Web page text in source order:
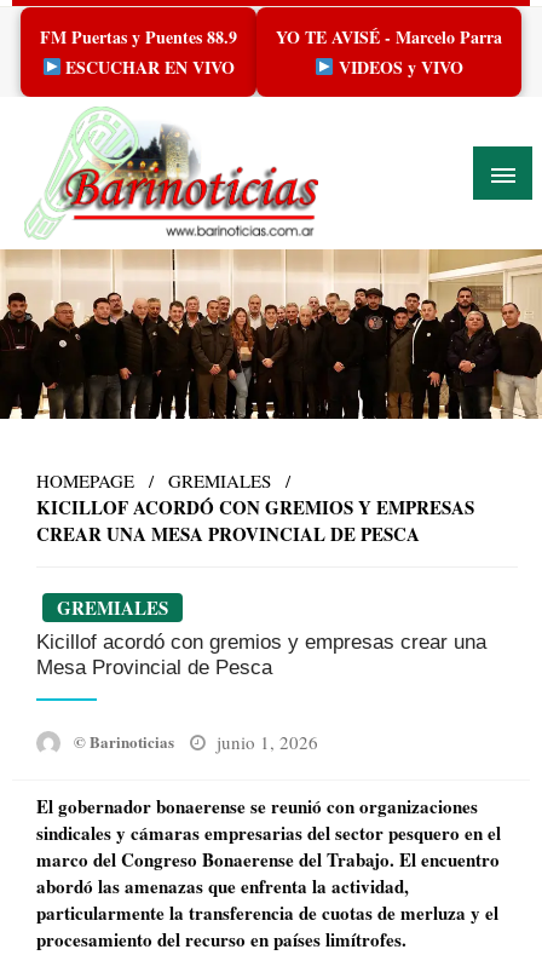
Skip
content
FM Puertas y Puentes 88.9
ESCUCHAR EN VIVO
YO TE AVISÉ - Marcelo Parra
VIDEOS y VIVO
HOMEPAGE GREMIALES
KICILLOF ACORDÓ CON GREMIOS Y EMPRESAS
CREAR UNA MESA PROVINCIAL DE PESCA
GREMIALES
Kicillof acordó con gremios y empresas crear una
Mesa Provincial de Pesca
© Barinoticias
Posted
junio 1, 2026
El gobernador bonaerense se reunió con organizaciones
sindicales y cámaras empresarias del sector pesquero en el
marco del Congreso Bonaerense del Trabajo. El encuentro
abordó las amenazas que enfrenta la actividad,
particularmente la transferencia de cuotas de merluza y el
procesamiento del recurso en países limítrofes.